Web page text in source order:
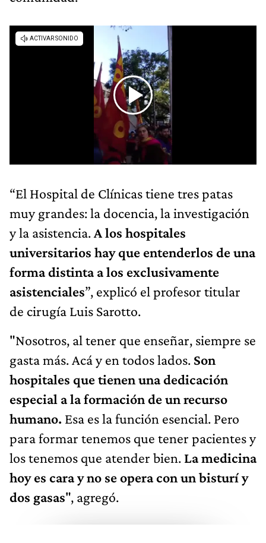
“El Hospital de Clínicas tiene tres patas
muy grandes: la docencia, la investigación
y la asistencia.A los hospitales
universitarios hay que entenderlos de una
forma distinta a los exclusivamente
asistenciales”, explicó el profesor titular
de cirugía Luis Sarotto.
"Nosotros, al tener que enseñar, siempre se
gasta más. Acá y en todos lados. Son
hospitales que tienen una dedicación
especial a la formación de un recurso
humano. Esa es la función esencial. Pero
para formar tenemos que tener pacientes y
los tenemos que atender bien. La medicina
hoy es cara y no se opera con un bisturí y
dos gasas", agregó.